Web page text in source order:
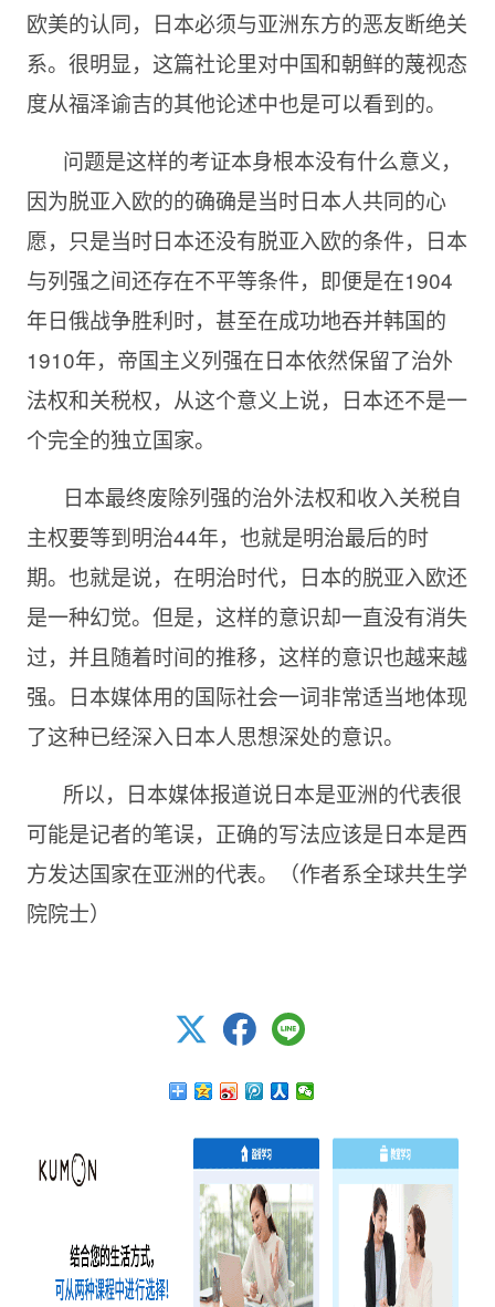
欧美的认同，日本必须与亚洲东方的恶友断绝关
系。很明显，这篇社论里对中国和朝鲜的蔑视态
度从福泽谕吉的其他论述中也是可以看到的。
问题是这样的考证本身根本没有什么意义，
因为脱亚入欧的的确确是当时日本人共同的心
愿，只是当时日本还没有脱亚入欧的条件，日本
与列强之间还存在不平等条件，即便是在1904
年日俄战争胜利时，甚至在成功地吞并韩国的
1910年，帝国主义列强在日本依然保留了治外
法权和关税权，从这个意义上说，日本还不是一
个完全的独立国家。
日本最终废除列强的治外法权和收入关税自
主权要等到明治44年，也就是明治最后的时
期。也就是说，在明治时代，日本的脱亚入欧还
是一种幻觉。但是，这样的意识却一直没有消失
过，并且随着时间的推移，这样的意识也越来越
强。日本媒体用的国际社会一词非常适当地体现
了这种已经深入日本人思想深处的意识。
所以，日本媒体报道说日本是亚洲的代表很
可能是记者的笔误，正确的写法应该是日本是西
方发达国家在亚洲的代表。（作者系全球共生学
院院士）